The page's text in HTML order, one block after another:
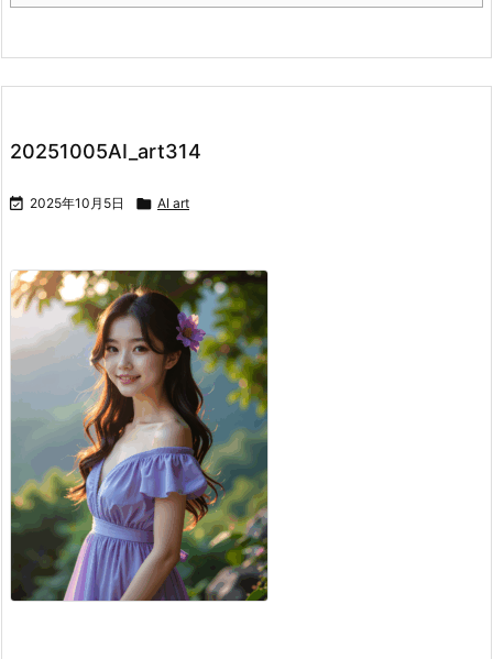
20251005AI_art314
 2025年10月5日  AI art